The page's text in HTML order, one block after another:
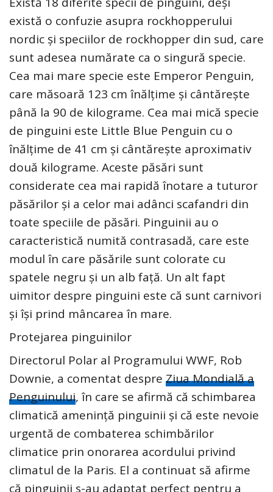
există o confuzie asupra rockhopperului
nordic și speciilor de rockhopper din sud, care
sunt adesea numărate ca o singură specie.
Cea mai mare specie este Emperor Penguin,
care măsoară 123 cm înălțime și cântărește
până la 90 de kilograme. Cea mai mică specie
de pinguini este Little Blue Penguin cu o
înălțime de 41 cm și cântărește aproximativ
două kilograme. Aceste păsări sunt
considerate cea mai rapidă înotare a tuturor
păsărilor și a celor mai adânci scafandri din
toate speciile de păsări. Pinguinii au o
caracteristică numită contrasadă, care este
modul în care păsările sunt colorate cu
spatele negru și un alb față. Un alt fapt
uimitor despre pinguini este că sunt carnivori
și își prind mâncarea în mare.
Protejarea pinguinilor
Directorul Polar al Programului WWF, Rob
Downie, a comentat despre Ziua Mondială a
Penguinului, în care se afirmă că schimbarea
climatică amenință pinguinii și că este nevoie
urgentă de combaterea schimbărilor
climatice prin onorarea acordului privind
climatul de la Paris. El a continuat să afirme
că pinguinii s-au adaptat perfect pentru a